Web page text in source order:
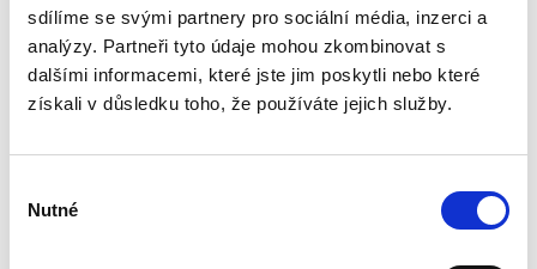
sdílíme se svými partnery pro sociální média, inzerci a
analýzy. Partneři tyto údaje mohou zkombinovat s
dalšími informacemi, které jste jim poskytli nebo které
získali v důsledku toho, že používáte jejich služby.
souhlasu
Nutné
Vít Hrnčiřík
490,00 Kč